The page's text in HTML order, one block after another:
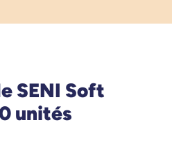
SENI Soft
unités